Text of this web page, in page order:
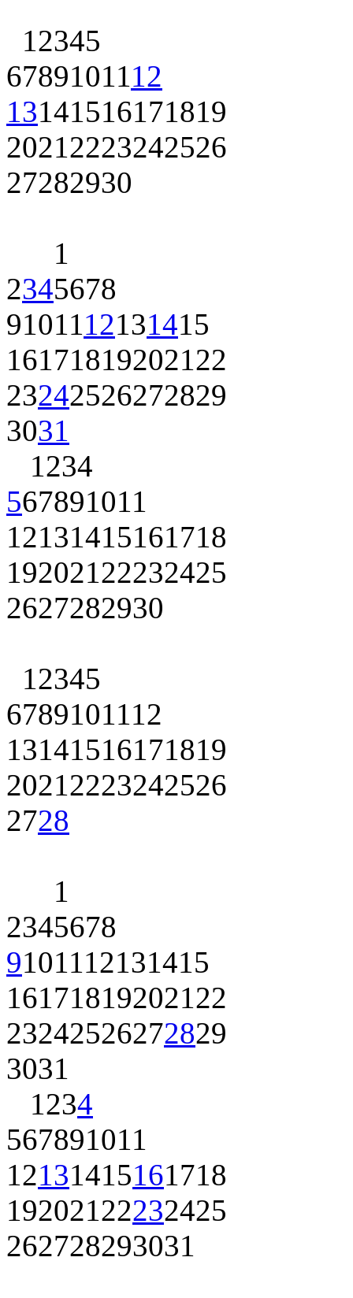
12345
6789101112
13141516171819
20212223242526
27282930
1
2345678
9101112131415
16171819202122
23242526272829
3031
1234
567891011
12131415161718
19202122232425
2627282930
12345
6789101112
13141516171819
20212223242526
2728
1
2345678
9101112131415
16171819202122
23242526272829
3031
1234
567891011
12131415161718
19202122232425
262728293031